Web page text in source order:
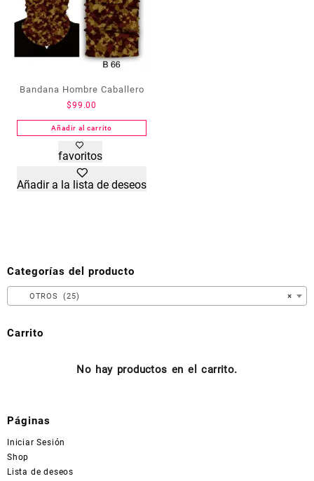
Bandana Hombre Caballero
$99.00
Añadir al carrito
favoritos
Añadir a la lista de deseos
Categorías del producto
×
OTROS (25)
Carrito
No hay productos en el carrito.
Páginas
Iniciar Sesión
Shop
Lista de deseos